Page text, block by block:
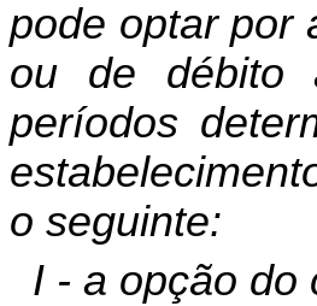
pode optar por
ou de débito
períodos
o seguinte:
I - a opção do